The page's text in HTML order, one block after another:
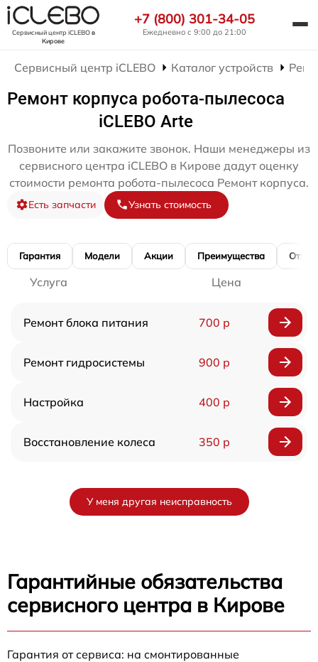
Сервисный центр iCLEBOв
Кирове
+7 (800) 301-34-05
Ежедневно с 9:00 до 21:00
Сервисный центр iCLEBO Каталог устройств
Ремонт корпуса робота-пылесоса
iCLEBO Arte
Позвоните или закажите звонок. Наши менеджеры из
сервисного центра iCLEBO в Кирове дадут оценку
стоимости ремонта робота-пылесоса Ремонт корпуса.
Есть запчасти Узнать стоимость
Гарантия Модели Акции Преимущества
Услуга Цена
Ремонт блока питания 700 р
Ремонт гидросистемы 900 р
Настройка 400 р
Восстановление колеса 350 р
У меня другая неисправность
Гарантийные обязательства
сервисного центра в Кирове
Гарантия от сервиса: на смонтированные